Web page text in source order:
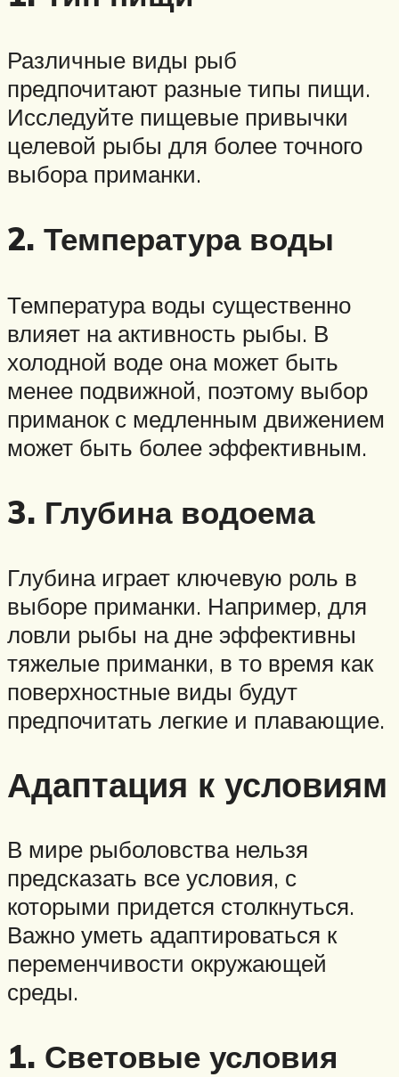
Различные виды рыб
предпочитают разные типы пищи.
Исследуйте пищевые привычки
целевой рыбы для более точного
выбора приманки.
2. Температура воды
Температура воды существенно
влияет на активность рыбы. В
холодной воде она может быть
менее подвижной, поэтому выбор
приманок с медленным движением
может быть более эффективным.
3. Глубина водоема
Глубина играет ключевую роль в
выборе приманки. Например, для
ловли рыбы на дне эффективны
тяжелые приманки, в то время как
поверхностные виды будут
предпочитать легкие и плавающие.
Адаптация к условиям
В мире рыболовства нельзя
предсказать все условия, с
которыми придется столкнуться.
Важно уметь адаптироваться к
переменчивости окружающей
среды.
1. Световые условия